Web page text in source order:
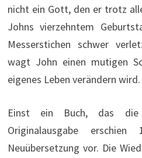
nicht ein Gott, den er trotz
Johns vierzehntem
Messerstichen schwer
wagt John einen mutigen
eigenes Leben verändern wird.
Einst ein Buch, das die
Originalausgabe
Neuübersetzung vor. Die